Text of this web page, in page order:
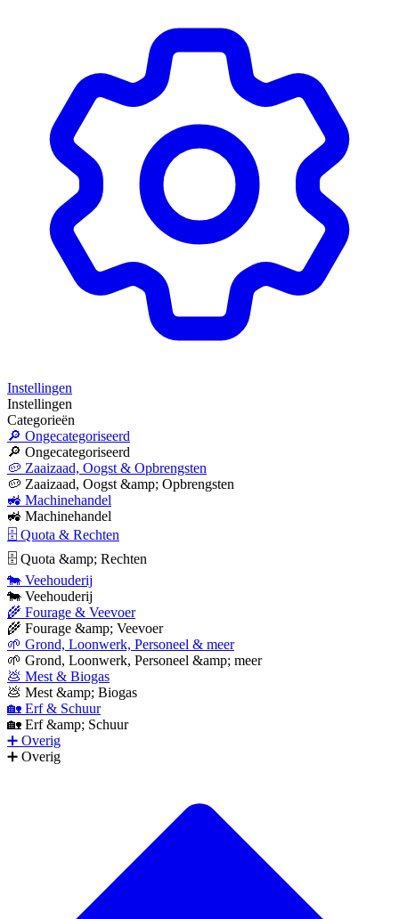
Instellingen
Instellingen
Categorieën
🔎 Ongecategoriseerd
🔎 Ongecategoriseerd
🥔 Zaaizaad, Oogst & Opbrengsten
🥔 Zaaizaad, Oogst &amp; Opbrengsten
🚜 Machinehandel
🚜 Machinehandel
🗄 Quota & Rechten
🗄 Quota &amp; Rechten
🐄 Veehouderij
🐄 Veehouderij
🌾 Fourage & Veevoer
🌾 Fourage &amp; Veevoer
🌱 Grond, Loonwerk, Personeel & meer
🌱 Grond, Loonwerk, Personeel &amp; meer
💩 Mest & Biogas
💩 Mest &amp; Biogas
🏡 Erf & Schuur
🏡 Erf &amp; Schuur
➕ Overig
➕ Overig